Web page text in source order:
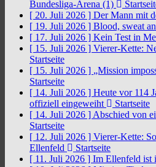
Bundesliga-Arena (1)
[ 20. Juli 2026 ] Der Mann mit
[ 19. Juli 2026 ] Blood, sweat
[ 17. Juli 2026 ] Kein Test in
[ 15. Juli 2026 ] Vierer-Kette:
Startseite
[ 15. Juli 2026 ] „Mission
Startseite
[ 14. Juli 2026 ] Heute vor 114
offiziell eingeweiht
Startseite
[ 14. Juli 2026 ] Abschied von
Startseite
[ 12. Juli 2026 ] Vierer-Kette:
Ellenfeld
Startseite
[ 11. Juli 2026 ] Im Ellenfeld ist